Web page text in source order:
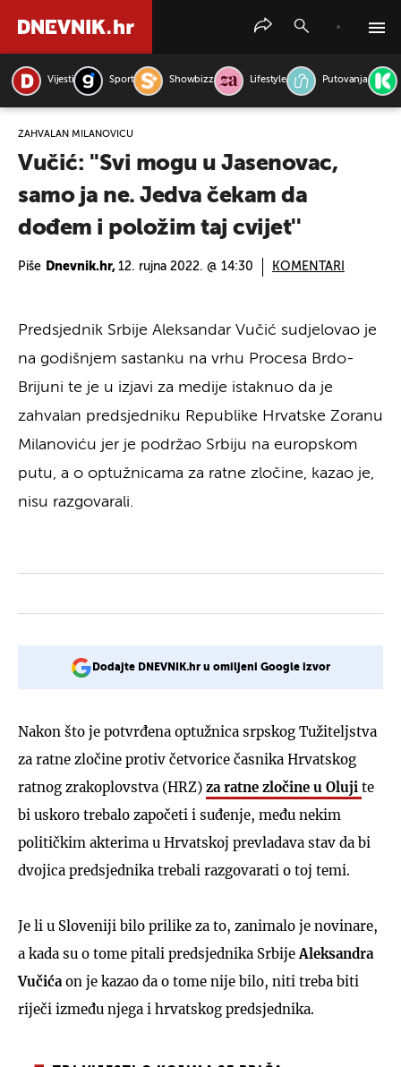
Vijesti Sport Showbizz Lifestyle Putovanja
ZAHVALAN MILANOVIĆU
Vučić: ''Svi mogu u Jasenovac,
samo ja ne. Jedva čekam da
dođem i položim taj cvijet''
Piše Dnevnik.hr, 12. rujna 2022. @ 14:30 KOMENTARI
Predsjednik Srbije Aleksandar Vučić sudjelovao je
na godišnjem sastanku na vrhu Procesa Brdo-
Brijuni te je u izjavi za medije istaknuo da je
zahvalan predsjedniku Republike Hrvatske Zoranu
Milanoviću jer je podržao Srbiju na europskom
putu, a o optužnicama za ratne zločine, kazao je,
nisu razgovarali.
Dodajte DNEVNIK.hr u omiljeni Google izvor
Nakon što je potvrđena optužnica srpskog Tužiteljstva
za ratne zločine protiv četvorice časnika Hrvatskog
ratnog zrakoplovstva (HRZ) za ratne zločine u Oluji te
bi uskoro trebalo započeti i suđenje, među nekim
političkim akterima u Hrvatskoj prevladava stav da bi
dvojica predsjednika trebali razgovarati o toj temi.
Je li u Sloveniji bilo prilike za to, zanimalo je novinare,
a kada su o tome pitali predsjednika SrbijeAleksandra
Vučićaon je kazao da o tome nije bilo, niti treba biti
riječi između njega i hrvatskog predsjednika.
PRETRAŽITE VIJESTI